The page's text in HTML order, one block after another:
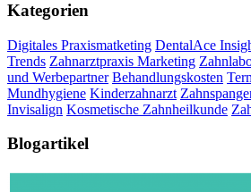
Kategorien
Digitales Praxismatketing DentalAce
Trends Zahnarztpraxis Marketing
und Werbepartner Behandlungskosten
Mundhygiene Kinderzahnarzt
Invisalign Kosmetische Zahnheilkunde
Blogartikel